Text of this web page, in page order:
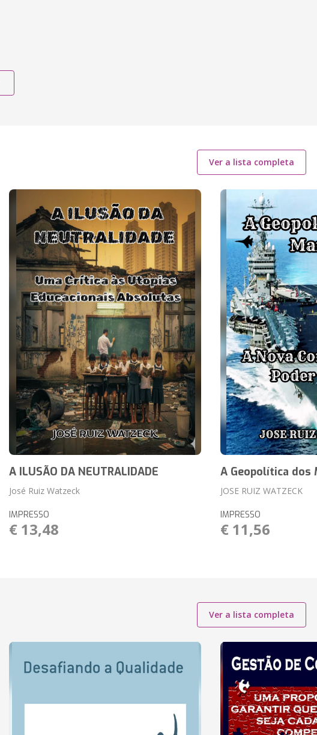
Ver a lista completa
A ILUSÃO DA NEUTRALIDADE
José Ruiz Watzeck
IMPRESSO
€ 13,48
A Geopolítica dos
JOSE RUIZ WATZECK
IMPRESSO
€ 11,56
Ver a lista completa